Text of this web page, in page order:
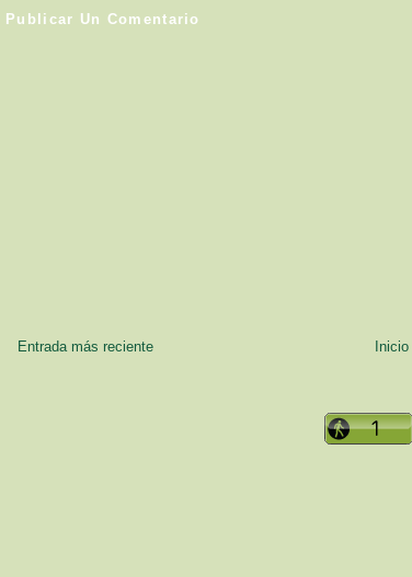
Publicar Un Comentario
Entrada más reciente Inicio